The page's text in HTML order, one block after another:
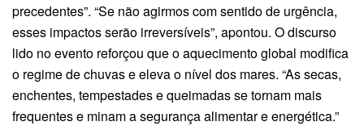
precedentes”. “Se não agirmos com sentido de urgência,
esses impactos serão irreversíveis”, apontou. O discurso
lido no evento reforçou que o aquecimento global modifica
o regime de chuvas e eleva o nível dos mares. “As secas,
enchentes, tempestades e queimadas se tornam mais
frequentes e minam a segurança alimentar e energética.”